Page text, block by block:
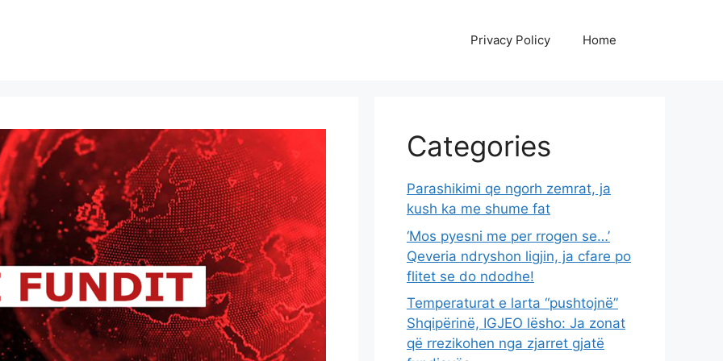
Privacy Policy Home
Categories
Parashikimi qe ngorh zemrat, ja
kush ka me shume fat
‘Mos pyesni me per rrogen se…’
Qeveria ndryshon ligjin, ja cfare po
flitet se do ndodhe!
Temperaturat e larta “pushtojnë”
Shqipërinë, IGJEO lësho: Ja zonat
që rrezikohen nga zjarret gjatë